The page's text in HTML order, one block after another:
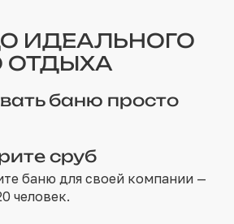
ИДЕАЛЬНОГО
ОТДЫХА
баню просто
сруб
баню для своей компании —
человек.